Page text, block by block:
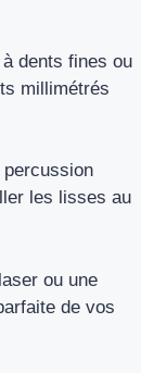
dents fines ou
millimétrés
percussion
les lisses au
ou une
de vos